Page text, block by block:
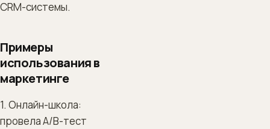
CRM-системы.
Примеры
использования в
маркетинге
1. Онлайн-школа:
провела A/B-тест